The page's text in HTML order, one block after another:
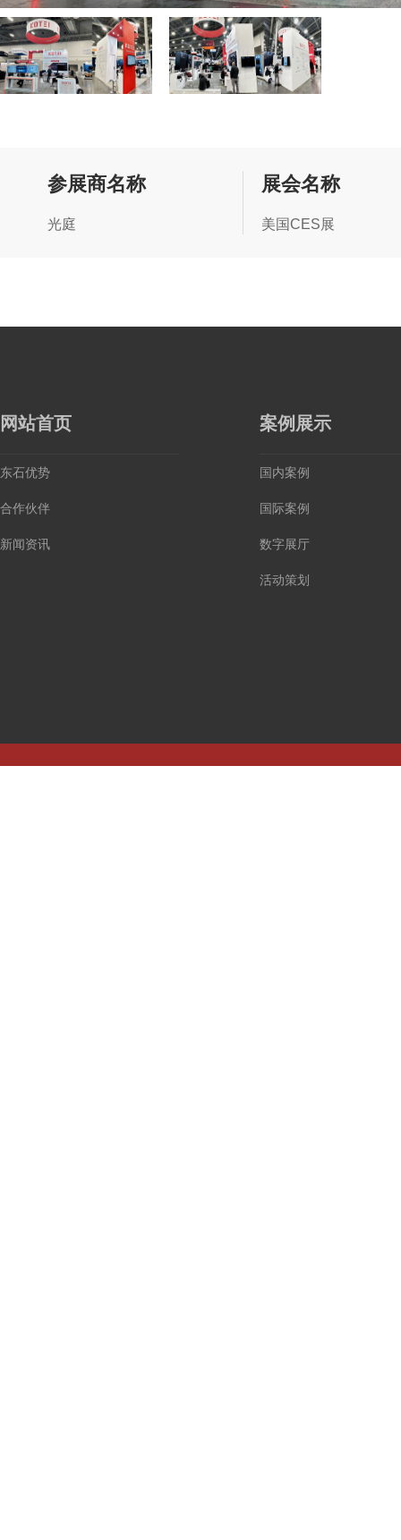
参展商名称
光庭
展会名称
美国CES展
网站首页
东石优势
合作伙伴
新闻资讯
案例展示
国内案例
国际案例
数字展厅
活动策划